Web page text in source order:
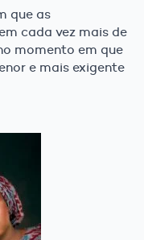
que as
cada vez mais de
momento em que
e mais exigente